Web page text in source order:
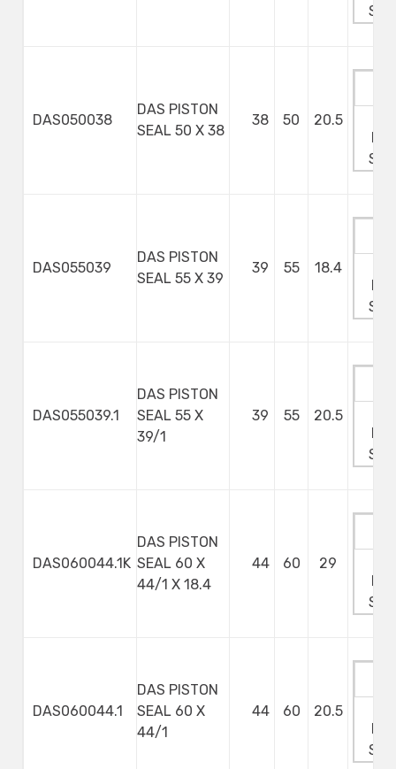
DAS050038
DAS PISTON
SEAL 50 X 38
38 50 20.5
DAS055039
DAS PISTON
SEAL 55 X 39
39 55 18.4
DAS055039.1
DAS PISTON
SEAL 55 X
39/1
39 55 20.5
DAS060044.1K
DAS PISTON
SEAL 60 X
44/1 X 18.4
44 60 29
DAS060044.1
DAS PISTON
SEAL 60 X
44/1
44 60 20.5